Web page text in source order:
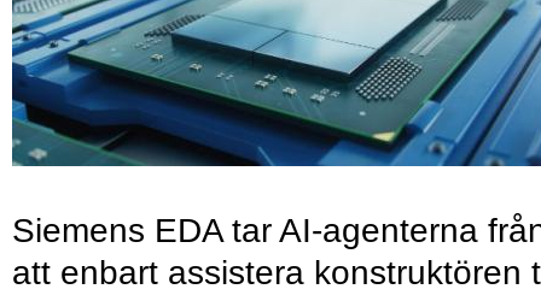
Siemens EDA tar AI-agenterna
att enbart assistera konstruktören